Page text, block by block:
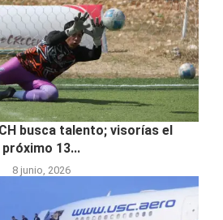
busca talento; visorías el
próximo 13...
8 junio, 2026